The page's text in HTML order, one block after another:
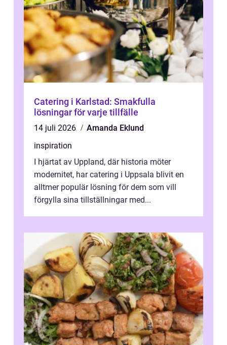
Catering i Karlstad: Smakfulla
lösningar för varje tillfälle
14 juli 2026
Amanda Eklund
inspiration
I hjärtat av Uppland, där historia möter
modernitet, har catering i Uppsala blivit en
alltmer populär lösning för dem som vill
förgylla sina tillställningar med...